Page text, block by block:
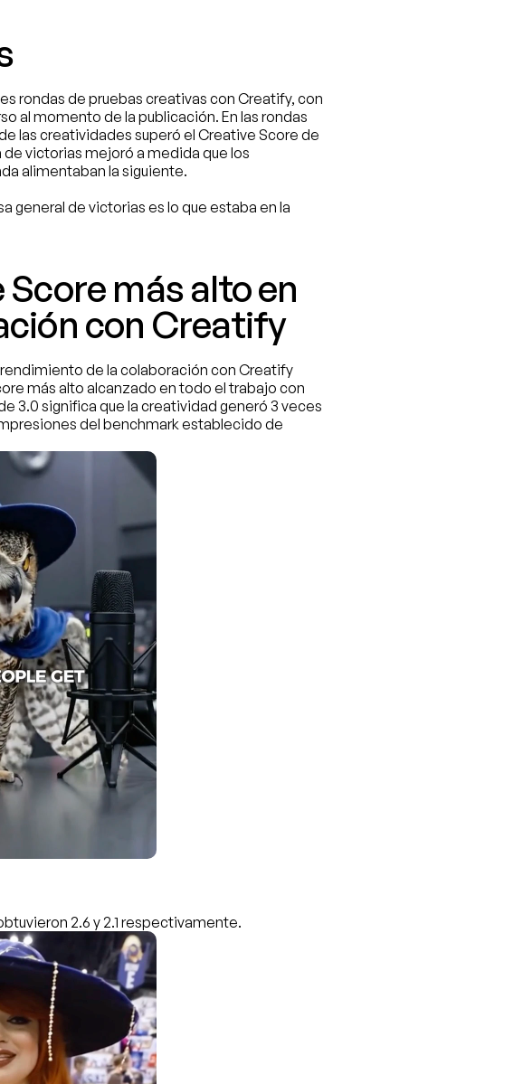
rondas de pruebas creativas con Creatify, con
al momento de la publicación. En las rondas
las creatividades superó el Creative Score de
de victorias mejoró a medida que los
alimentaban la siguiente.
general de victorias es lo que estaba en la
Score más alto en
con Creatify
de la colaboración con Creatify
más alto alcanzado en todo el trabajo con
3.0 significa que la creatividad generó 3 veces
del benchmark establecido de
2.6 y 2.1 respectivamente.